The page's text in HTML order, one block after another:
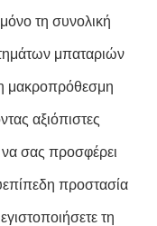
τη συνολική
μπαταριών
μακροπρόθεσμη
αξιόπιστες
σας προσφέρει
προστασία
τη